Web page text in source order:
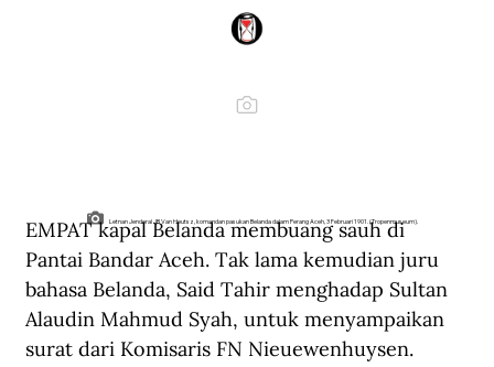
Letnan Jenderal JB Van Heutsz, komandan pasukan Belanda dalam Perang Aceh, 3 Februari 1901. (Tropenmuseum).
EMPAT kapal Belanda membuang sauh di
Pantai Bandar Aceh. Tak lama kemudian juru
bahasa Belanda, Said Tahir menghadap Sultan
Alaudin Mahmud Syah, untuk menyampaikan
surat dari Komisaris FN Nieuewenhuysen.